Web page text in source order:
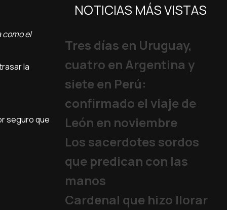
como el
la
seguro que
NOTICIAS MÁS VISTAS
Tres días en Uruguay,
cuatro en Argentina y
siete en Perú:
confirmado el viaje de
León en noviembre
Los sacerdotes sordos
que predican con las
manos
Cardenal que hizo llorar